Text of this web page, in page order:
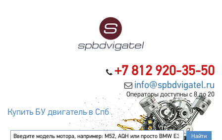
+7 812 920-35-50
info@spbdvigatel.ru
Операторы доступны с 8 до 20
Купить БУ двигатель в Спб